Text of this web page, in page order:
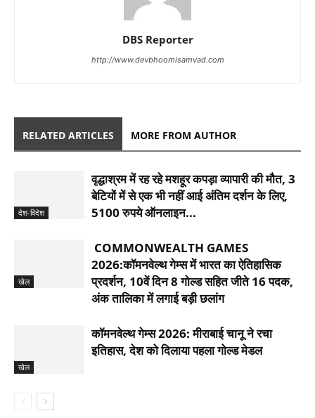
DBS Reporter
http://www.devbhoomisamvad.com
RELATED ARTICLES MORE FROM AUTHOR
देश-विदेश
वृद्धाश्रम में रह रहे मशहूर कपड़ा व्यापारी की मौत, 3
बेटियों में से एक भी नहीं आई अंतिम दर्शन के लिए,
5100 रुपये ऑनलाइन...
खेल
COMMONWEALTH GAMES
2026:कॉमनवेल्थ गेम्स में भारत का ऐतिहासिक
प्रदर्शन, 10वें दिन 8 गोल्ड सहित जीते 16 पदक,
अंक तालिका में लगाई बड़ी छलांग
खेल
कॉमनवेल्थ गेम्स 2026: मीराबाई चानू ने रचा
इतिहास, देश को दिलाया पहला गोल्‍ड मेडल